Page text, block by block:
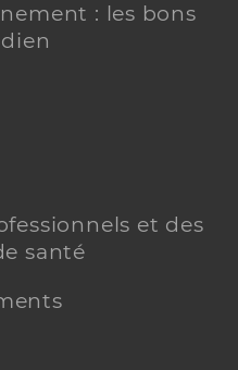
: les bons
et des
santé